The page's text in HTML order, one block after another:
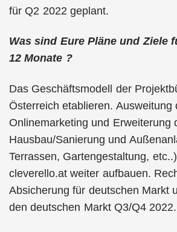
für Q2 2022 geplant.
Was sind Eure Pläne und Ziele
12 Monate ?
Das Geschäftsmodell der
Österreich etablieren. Ausweitung
Onlinemarketing und Erweiterung
Hausbau/Sanierung und
Terrassen, Gartengestaltung,
cleverello.at weiter aufbauen.
Absicherung für deutschen Markt
den deutschen Markt Q3/Q4 2022.